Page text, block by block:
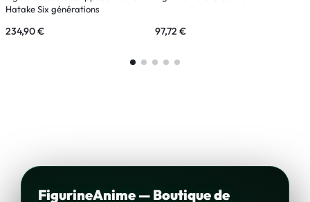
Hatake Six générations
234,90€ 97,72 €
FigurineAnime — Boutique de